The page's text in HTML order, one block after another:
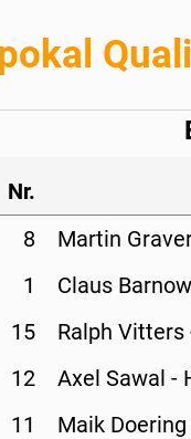
Nr.
8 Martin
1 Claus
15 Ralph Vitters
12 Axel Sawal -
11 Maik Doering